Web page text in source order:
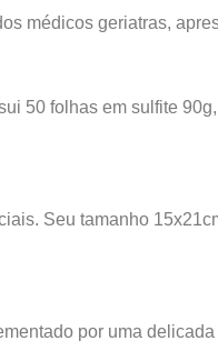
médicos geriatras,
50 folhas em sulfite
Seu tamanho
por uma